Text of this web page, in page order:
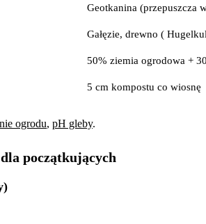
Geotkanina (przepuszcza
Gałęzie, drewno (
50% ziemia ogrodowa +
5 cm kompostu co wiosnę
ogrodu, pH gleby.
początkujących